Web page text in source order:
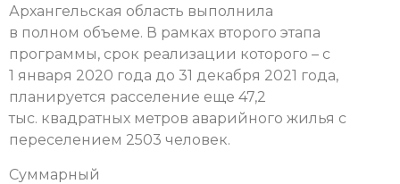
Архангельская область выполнила
в полном объеме. В рамках второго этапа
программы, срок реализации которого – с
1 января 2020 года до 31 декабря 2021 года,
планируется расселение еще 47,2
тыс. квадратных метров аварийного жилья с
переселением 2503 человек.
Суммарный